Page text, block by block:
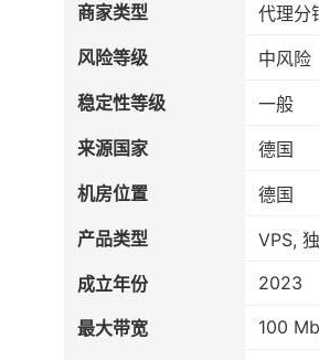
商家类型
代理分
风险等级
中风险
稳定性等级
一般
来源国家
德国
机房位置
德国
产品类型
VPS,
成立年份
2023
最大带宽 100